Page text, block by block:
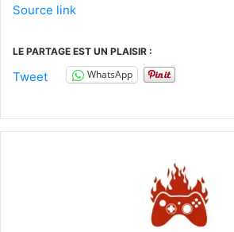
Source link
LE PARTAGE EST UN PLAISIR :
Tweet WhatsApp